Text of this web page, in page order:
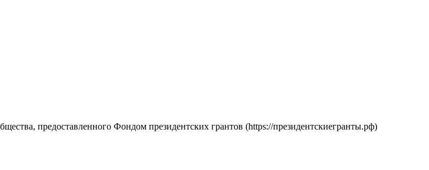
предоставленного Фондом президентских грантов (https://президентскиегранты.рф)